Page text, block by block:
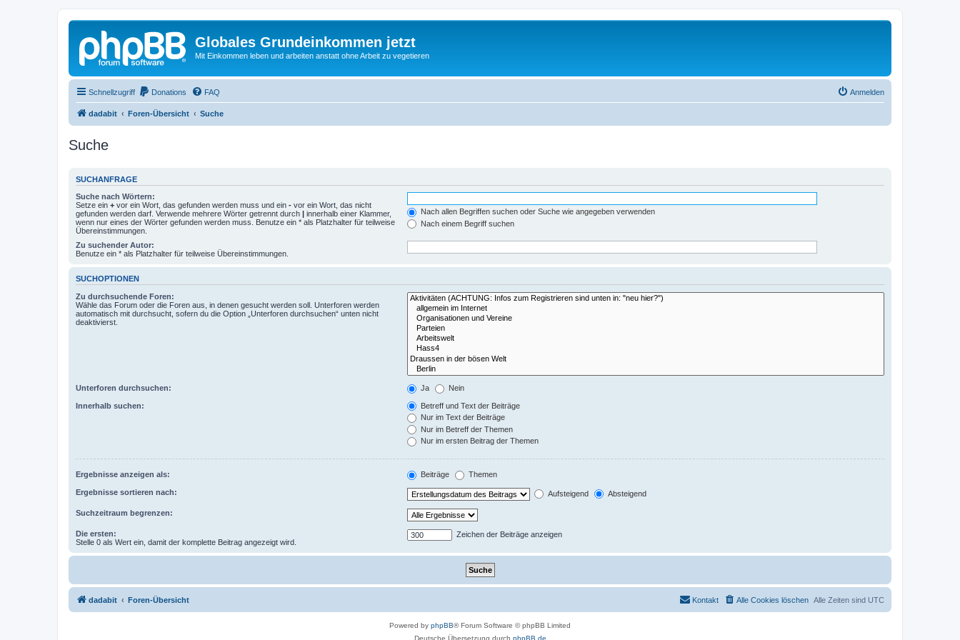
Globales Grundeinkommen jetzt
Mit Einkommen leben und arbeiten anstatt ohne Arbeit zu vegetieren
Schnellzugriff Donations FAQ Anmelden
dadabit Foren-Übersicht Suche
Suche
SUCHANFRAGE
Suche nach Wörtern:
Setze ein + vor ein Wort, das gefunden werden muss und ein - vor ein Wort, das nicht
gefunden werden darf. Verwende mehrere Wörter getrennt durch | innerhalb einer Klammer,
wenn nur eines der Wörter gefunden werden muss. Benutze ein * als Platzhalter für teilweise
Übereinstimmungen.
Nach allen Begriffen suchen oder Suche wie angegeben verwenden
Nach einem Begriff suchen
Zu suchender Autor:
Benutze ein * als Platzhalter für teilweise Übereinstimmungen.
SUCHOPTIONEN
Zu durchsuchende Foren:
Wähle das Forum oder die Foren aus, in denen gesucht werden soll. Unterforen werden
automatisch mit durchsucht, sofern du die Option „Unterforen durchsuchen“ unten nicht
deaktivierst.
Unterforen durchsuchen: Ja Nein
Innerhalb suchen:
Betreff und Text der Beiträge
Nur im Text der Beiträge
Nur im Betreff der Themen
Nur im ersten Beitrag der Themen
Ergebnisse anzeigen als: Beiträge Themen
Ergebnisse sortieren nach: Aufsteigend Absteigend
Suchzeitraum begrenzen:
Die ersten:
Stelle 0 als Wert ein, damit der komplette Beitrag angezeigt wird.
Zeichen der Beiträge anzeigen
dadabit Foren-Übersicht Alle Zeiten sind UTC
Alle Cookies löschen
Kontakt
Powered by phpBB® Forum Software © phpBB Limited
Deutsche Übersetzung durch phpBB.de